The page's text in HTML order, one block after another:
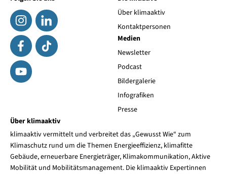
Über klimaaktiv
Kontaktpersonen
Medien
Newsletter
Podcast
Bildergalerie
Infografiken
Presse
Über klimaaktiv
klimaaktiv vermittelt und verbreitet das „Gewusst Wie“ zum
Klimaschutz rund um die Themen Energieeffizienz, klimafitte
Gebäude, erneuerbare Energieträger, Klimakommunikation, Aktive
Mobilität und Mobilitätsmanagement. Die klimaaktiv Expertinnen